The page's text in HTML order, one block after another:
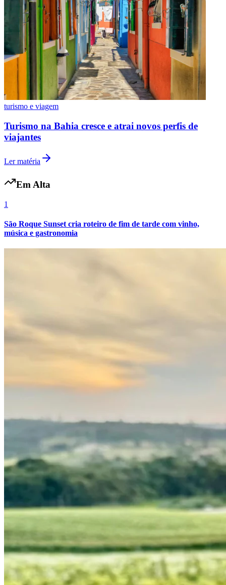
Internacional
turismo e viagem
Turismo na Bahia cresce e atrai novos perfis de
viajantes
Ler matéria
Em Alta
1
São Roque Sunset cria roteiro de fim de tarde com vinho,
música e gastronomia